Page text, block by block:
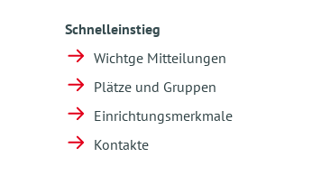
Schnelleinstieg
Wichtge Mitteilungen
Plätze und Gruppen
Einrichtungsmerkmale
Kontakte